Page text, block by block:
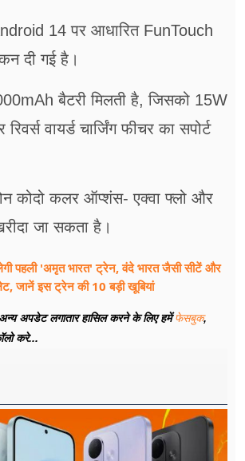
14 पर आधारित FunTouch
दी गई है।
बैटरी मिलती है, जिसको 15W
वायर्ड चार्जिंग फीचर का सपोर्ट
कोदो कलर ऑप्शंस- एक्वा फ्लो और
जा सकता है।
पहली 'अमृत भारत' ट्रेन, वंदे भारत जैसी सीटें और
जानें इस ट्रेन की 10 बड़ी खूबियां
अपडेट लगातार हासिल करने के लिए हमेंफेसबुक,
करे...